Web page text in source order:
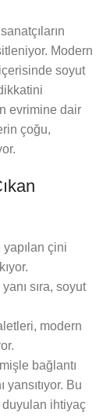
Modern
içerisinde soyut
evrimine dair
çoğu,
yapılan çini
sıra, soyut
modern
bağlantı
yansıtıyor. Bu
duyulan ihtiyaç